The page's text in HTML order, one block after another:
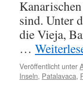
sind. Unter
die Vieja,
…
Veröffentlicht unter
Inseln, Patalavaca,